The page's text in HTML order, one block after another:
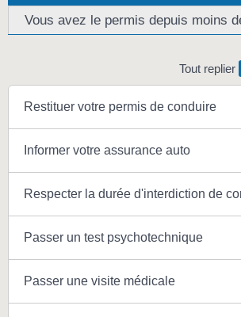
Vous avez le permis depuis moins
Tout replier
Restituer votre permis de conduire
Informer votre assurance auto
Respecter la durée d'interdiction de
Passer un test psychotechnique
Passer une visite médicale